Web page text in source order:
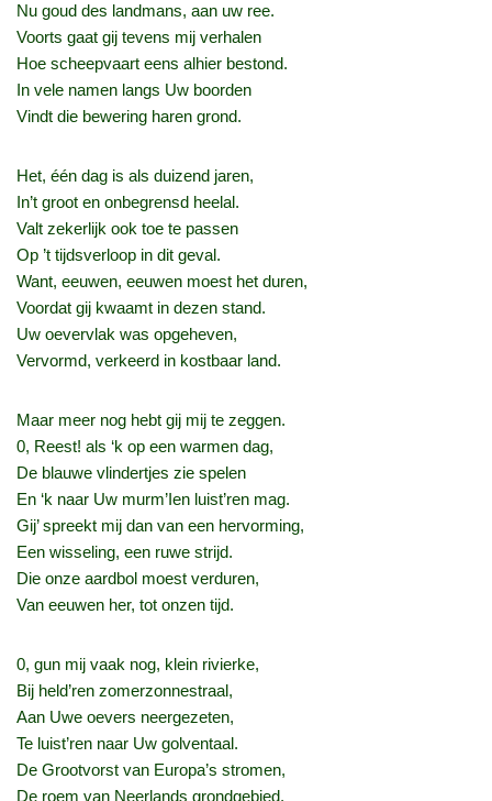
Nu goud des landmans, aan uw ree.
Voorts gaat gij tevens mij verhalen
Hoe scheepvaart eens alhier bestond.
In vele namen langs Uw boorden
Vindt die bewering haren grond.
Het, één dag is als duizend jaren,
In’t groot en onbegrensd heelal.
Valt zekerlijk ook toe te passen
Op ’t tijdsverloop in dit geval.
Want, eeuwen, eeuwen moest het duren,
Voordat gij kwaamt in dezen stand.
Uw oevervlak was opgeheven,
Vervormd, verkeerd in kostbaar land.
Maar meer nog hebt gij mij te zeggen.
0, Reest! als ‘k op een warmen dag,
De blauwe vlindertjes zie spelen
En ‘k naar Uw murm’Ien luist’ren mag.
Gij’ spreekt mij dan van een hervorming,
Een wisseling, een ruwe strijd.
Die onze aardbol moest verduren,
Van eeuwen her, tot onzen tijd.
0, gun mij vaak nog, klein rivierke,
Bij held’ren zomerzonnestraal,
Aan Uwe oevers neergezeten,
Te luist’ren naar Uw golventaal.
De Grootvorst van Europa’s stromen,
De roem van Neerlands grondgebied,